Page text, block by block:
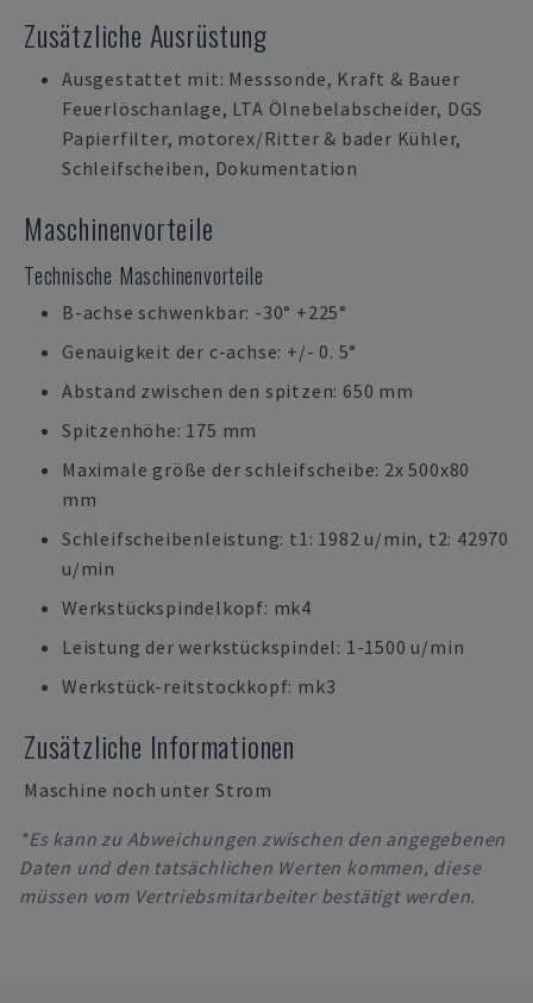
Zusätzliche Ausrüstung
Ausgestattet mit: Messsonde, Kraft & Bauer
Feuerlöschanlage, LTA Ölnebelabscheider, DGS
Papierfilter, motorex/Ritter & bader Kühler,
Schleifscheiben, Dokumentation
Maschinenvorteile
Technische Maschinenvorteile
B-achse schwenkbar: -30° +225°
Genauigkeit der c-achse: +/- 0. 5°
Abstand zwischen den spitzen: 650 mm
Spitzenhöhe: 175 mm
Maximale größe der schleifscheibe: 2x 500x80
mm
Schleifscheibenleistung: t1: 1982 u/min, t2: 42970
u/min
Werkstückspindelkopf: mk4
Leistung der werkstückspindel: 1-1500 u/min
Werkstück-reitstockkopf: mk3
Zusätzliche Informationen
Maschine noch unter Strom
*Es kann zu Abweichungen zwischen den angegebenen
Daten und den tatsächlichen Werten kommen, diese
müssen vom Vertriebsmitarbeiter bestätigt werden.